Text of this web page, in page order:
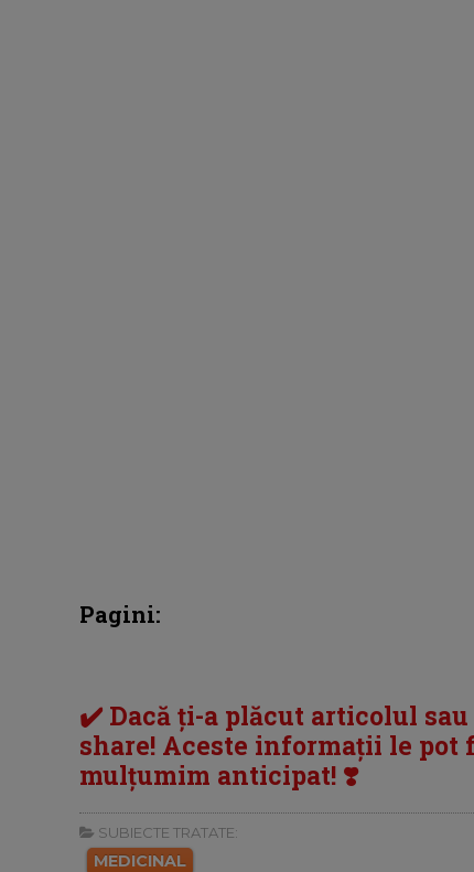
Pagini:
✔️ Dacă ți-a plăcut articolul
share! Aceste informații le
mulțumim anticipat! ❣️
SUBIECTE TRATATE:
MEDICINAL